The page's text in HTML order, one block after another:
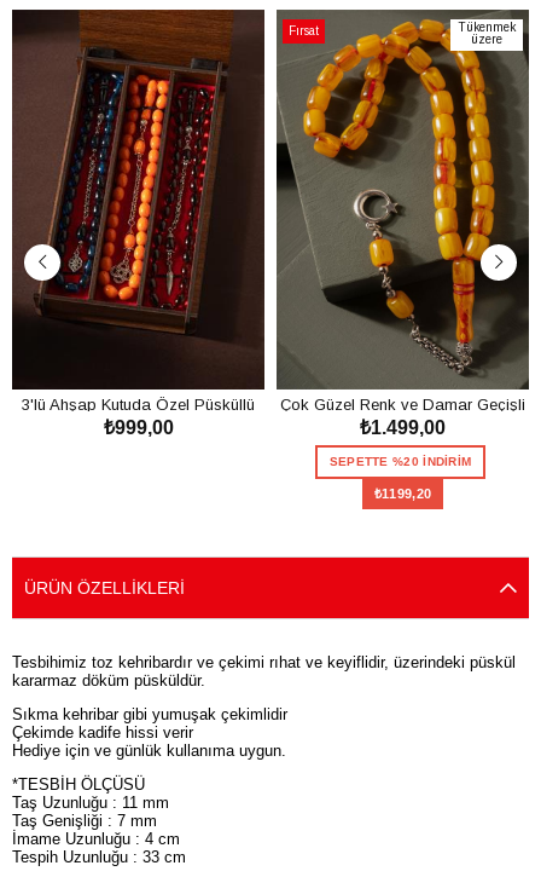
3'lü Ahşap Kutuda Özel Püsküllü
Toz Kehribar Tesbih Seti
₺999,00
Fırsat
Ürünü
Tükenmek
üzere
Çok Güzel Renk ve Damar Geçişli
Toz Kehribar Tesbih
₺1.499,00
SEPETTE %20 İNDİRİM
₺1199,20
ÜRÜN ÖZELLIKLERI
Tesbihimiz toz kehribardır ve çekimi rıhat ve keyiflidir, üzerindeki püskül
kararmaz döküm püsküldür.
Sıkma kehribar gibi yumuşak çekimlidir
Çekimde kadife hissi verir
Hediye için ve günlük kullanıma uygun.
*TESBİH ÖLÇÜSÜ
Taş Uzunluğu : 11 mm
Taş Genişliği : 7 mm
İmame Uzunluğu : 4 cm
Tespih Uzunluğu : 33 cm